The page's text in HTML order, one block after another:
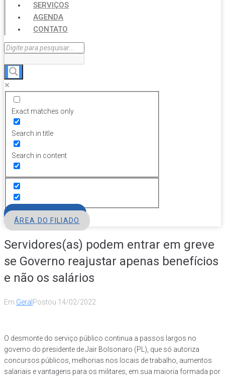
SERVIÇOS
AGENDA
CONTATO
Exact matches only
Search in title
Search in content
ÁREA DO FILIADO
Servidores(as) podem entrar em greve
se Governo reajustar apenas benefícios
e não os salários
Em Geral Postou 14/02/2022
O desmonte do serviço público continua a passos largos no
governo do presidente de Jair Bolsonaro (PL), que só autoriza
concursos públicos, melhorias nos locais de trabalho, aumentos
salariais e vantagens para os militares, em sua maioria formada por